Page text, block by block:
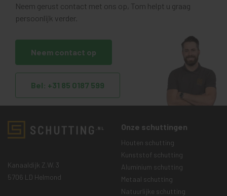
Neem gerust contact met ons op, Tom helpt u graag
persoonlijk verder.
Neem contact op
Bel: +31 85 0187 599
Kanaaldijk Z.W. 3
5706 LD Helmond
Onze schuttingen
Houten schutting
Kunststof schutting
Aluminium schutting
Metaal schutting
Natuurlijke schutting